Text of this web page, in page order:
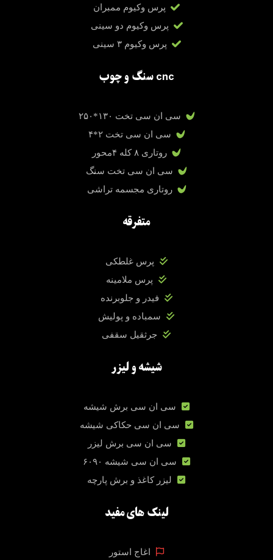
پرس وکیوم ممبران
پرس وکیوم دو سینی
پرس وکیوم ۳ سینی
cnc سنگ و چوب
سی ان سی تخت ۱۳۰*۲۵۰
سی ان سی تخت ۲*۴
روتاری ۸ کله ۴محور
سی ان سی تخت سنگ
روتاری مجسمه تراشی
متفرقه
پرس غلطکی
پرس ملامینه
فیدر و جلوبرنده
سمباده و پولیش
جرثقیل سقفی
شیشه و لیزر
سی ان سی برش شیشه
سی ان سی حکاکی شیشه
سی ان سی برش لیزر
سی ان سی شیشه ۶۰۹۰
لیزر کاغذ و برش پارچه
لینک های مفید
اغاج استور